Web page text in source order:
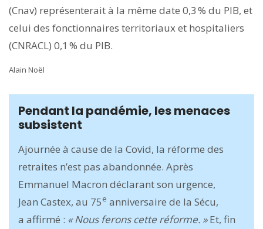
(Cnav) représenterait à la même date 0,3 % du PIB, et
celui des fonctionnaires territoriaux et hospitaliers
(CNRACL) 0,1 % du PIB.
Alain Noël
Pendant la pandémie, les menaces
subsistent
Ajournée à cause de la Covid, la réforme des
retraites n’est pas abandonnée. Après
Emmanuel Macron déclarant son urgence,
Jean Castex, au 75e anniversaire de la Sécu,
a affirmé : « Nous ferons cette réforme. »Et, fin